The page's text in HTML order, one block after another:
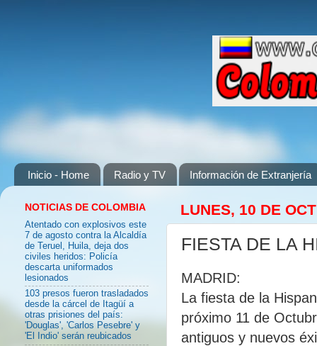
Inicio - Home Radio y TV Información de Extranjería
LUNES, 10 DE
FIESTA DE LA
MADRID:
La fiesta de la
próximo 11 de
antiguos y nuevos
NOTICIAS DE COLOMBIA
Atentado con explosivos este
7 de agosto contra la Alcaldía
de Teruel, Huila, deja dos
civiles heridos: Policía
descarta uniformados
lesionados
103 presos fueron trasladados
desde la cárcel de Itagüí a
otras prisiones del país:
'Douglas', 'Carlos Pesebre' y
'El Indio' serán reubicados